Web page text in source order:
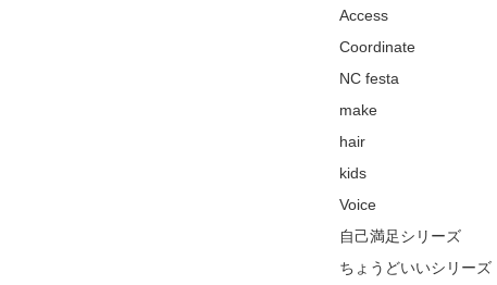
Access
Coordinate
NC festa
make
hair
kids
Voice
自己満足シリーズ
ちょうどいいシリーズ